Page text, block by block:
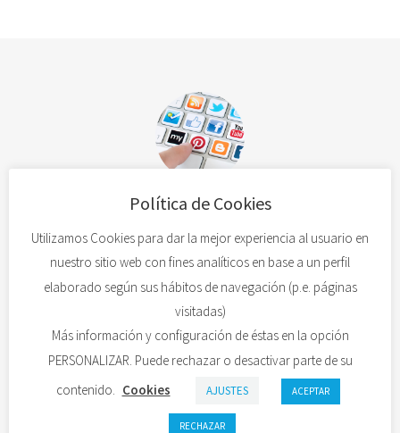
Nosotros tenemos una empresa de Marketing Digital y
Diseño Web. Muchos de nuestros clientes nos
solicitan servicios de traducción para sus proyectos
Web y sus acciones de marketing. Para nosotros
encontrar a Waltraud Hofer ha sido un excelente
acierto, ya no tenemos que preocuparnos por ese
tema, lo tenemos cubierto y con resultados
SINERGIA EMPRESARIAL
Política de Cookies
Utilizamos Cookies para dar la mejor experiencia al usuario en
nuestro sitio web con fines analíticos en base a un perfil
elaborado según sus hábitos de navegación (p.e. páginas
visitadas)
Más información y configuración de éstas en la opción
PERSONALIZAR. Puede rechazar o desactivar parte de su
contenido.
Cookies AJUSTES ACEPTAR
RECHAZAR